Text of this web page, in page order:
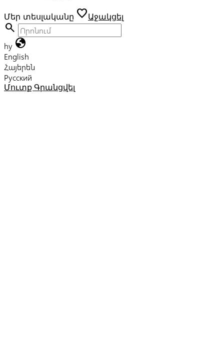
Մեր տեսլականը favoriteԱջակցել
search
hy globe
English
Հայերեն
Русский
Մուտք Գրանցվել